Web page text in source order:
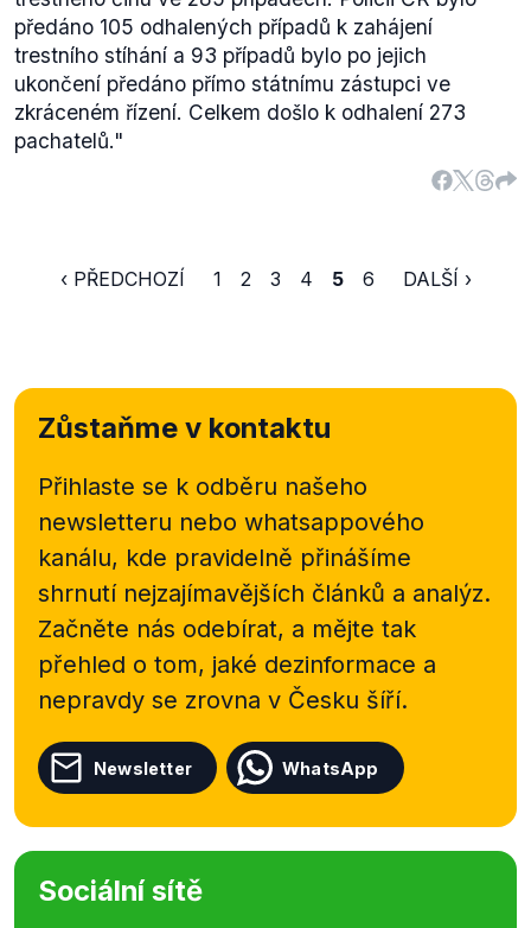
předáno 105 odhalených případů k zahájení
trestního stíhání a 93 případů bylo po jejich
ukončení předáno přímo státnímu zástupci ve
zkráceném řízení. Celkem došlo k odhalení 273
pachatelů."
‹ PŘEDCHOZÍ 1 2 3 4 5 6 DALŠÍ ›
Zůstaňme v kontaktu
Přihlaste se k odběru našeho
newsletteru nebo whatsappového
kanálu, kde pravidelně přinášíme
shrnutí nejzajímavějších článků a analýz.
Začněte nás odebírat, a mějte tak
přehled o tom, jaké dezinformace a
nepravdy se zrovna v Česku šíří.
Newsletter WhatsApp
Sociální sítě